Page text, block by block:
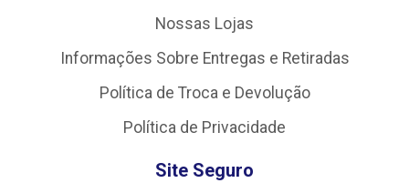
Nossas Lojas
Informações Sobre Entregas e Retiradas
Política de Troca e Devolução
Política de Privacidade
Site Seguro